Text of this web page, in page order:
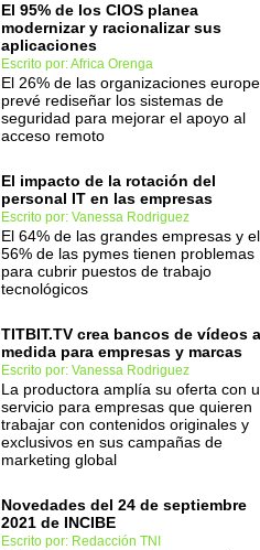
El 95% de los CIOS planea
modernizar y racionalizar sus
aplicaciones
Escrito por: Africa Orenga
El 26% de las organizaciones
prevé rediseñar los sistemas de
seguridad para mejorar el apoyo al
acceso remoto
El impacto de la rotación del
personal IT en las empresas
Escrito por: Vanessa Rodriguez
El 64% de las grandes empresas y el
56% de las pymes tienen problemas
para cubrir puestos de trabajo
tecnológicos
TITBIT.TV crea bancos de vídeos a
medida para empresas y marcas
Escrito por: Vanessa Rodriguez
La productora amplía su oferta con
servicio para empresas que quieren
trabajar con contenidos originales y
exclusivos en sus campañas de
marketing global
Novedades del 24 de septiembre
2021 de INCIBE
Escrito por: Redacción TNI